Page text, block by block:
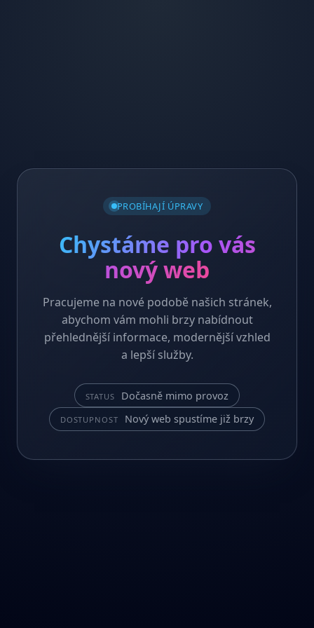
PROBÍHAJÍ ÚPRAVY
Chystáme pro vás
nový web
Pracujeme na nové podobě našich stránek,
abychom vám mohli brzy nabídnout
přehlednější informace, modernější vzhled
a lepší služby.
STATUS Dočasně mimo provoz
DOSTUPNOST Nový web spustíme již brzy